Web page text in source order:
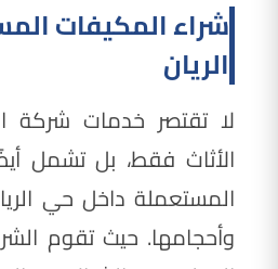
شراء المكيفات
الريان
لا تقتصر خدمات شركة
الأثاث فقط، بل تشمل
المستعملة داخل حي
وأحجامها. حيث تقوم